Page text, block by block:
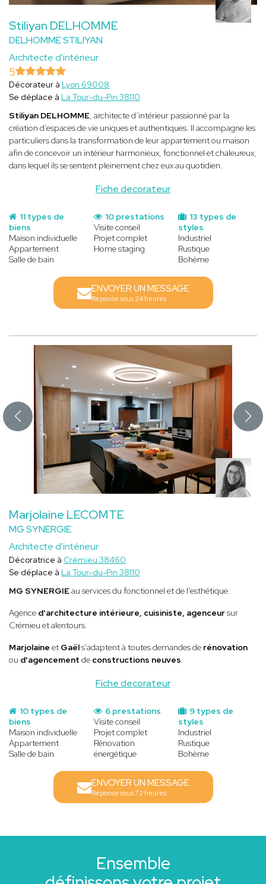
Stiliyan DELHOMME
DELHOMME STILIYAN
Architecte d'intérieur
Fiche decorateur
5
Décorateur à Lyon 69008
Se déplace à La Tour-du-Pin 38110
Stiliyan DELHOMME , architecte d’intérieur passionné par la
création d’espaces de vie uniques et authentiques. Il accompagne les
particuliers dans la transformation de leur appartement ou maison
afin de concevoir un intérieur harmonieux, fonctionnel et chaleureux,
dans lequel ils se sentent pleinement chez eux au quotidien.
11 types de
biens
Maison individuelle
Appartement
Salle de bain
13 types de
styles
Industriel
Rustique
Bohème
10 prestations
Visite conseil
Projet complet
Home staging
ENVOYER UN MESSAGE
Réponse sous 24 heures
Marjolaine LECOMTE
MG SYNERGIE
Architecte d'intérieur
Fiche decorateur
Décoratrice à Crémieu 38460
Se déplace à La Tour-du-Pin 38110
MG SYNERGIEau services du fonctionnel et de l'esthétique.
Agence d'architecture intérieure, cuisiniste, agenceursur
Crémieu et alentours.
Marjolaine et Gaëls'adaptent à toutes demandes de rénovation
ou d'agencement de constructions neuves
10 types de
biens
Maison individuelle
Appartement
Salle de bain
9 types de
styles
Industriel
Rustique
Bohème
6 prestations
Visite conseil
Projet complet
Rénovation
énergétique
ENVOYER UN MESSAGE
Réponse sous 72 heures
Ensemble